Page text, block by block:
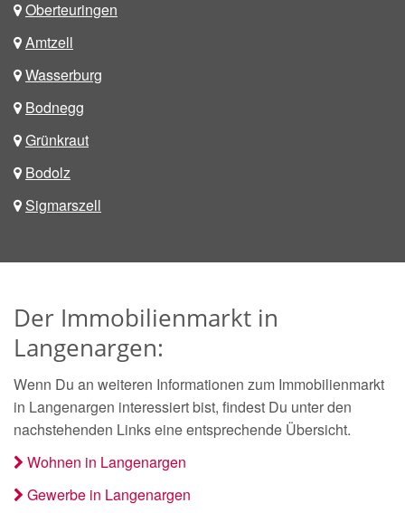
Oberteuringen
Amtzell
Wasserburg
Bodnegg
Grünkraut
Bodolz
Sigmarszell
Der Immobilienmarkt in
Langenargen:
Wenn Du an weiteren Informationen zum Immobilienmarkt
in Langenargen interessiert bist, findest Du unter den
nachstehenden Links eine entsprechende Übersicht.
Wohnen in Langenargen
Gewerbe in Langenargen